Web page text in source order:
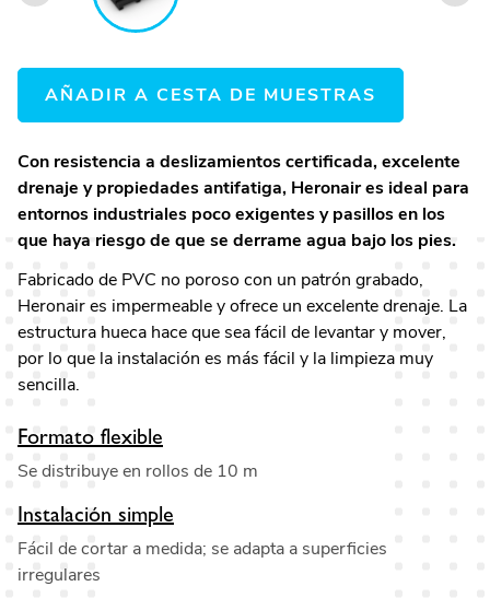
AÑADIR A CESTA DE MUESTRAS
Con resistencia a deslizamientos certificada, excelente
drenaje y propiedades antifatiga, Heronair es ideal para
entornos industriales poco exigentes y pasillos en los
que haya riesgo de que se derrame agua bajo los pies.
Fabricado de PVC no poroso con un patrón grabado,
Heronair es impermeable y ofrece un excelente drenaje. La
estructura hueca hace que sea fácil de levantar y mover,
por lo que la instalación es más fácil y la limpieza muy
sencilla.
Formato flexible
Se distribuye en rollos de 10 m
Instalación simple
Fácil de cortar a medida; se adapta a superficies
irregulares